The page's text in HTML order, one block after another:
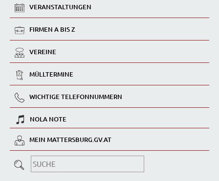
VERANSTALTUNGEN
FIRMEN A BIS Z
VEREINE
MÜLLTERMINE
WICHTIGE TELEFONNUMMERN
NOLA NOTE
MEIN MATTERSBURG.GV.AT